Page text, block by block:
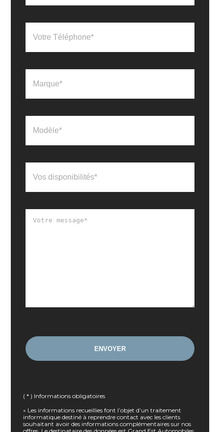
( * ) Informations obligatoires
« Les informations recueillies font l’objet d’un traitement
informatique destiné à reprendre contact avec les clients
souhaitant avoir des informations complémentaires sur nos